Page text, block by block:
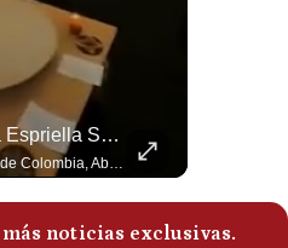
Abelardo De La Espriella Se Reúne Con Javier Milei En Cali | Gestión Mundo
El presidente electo de Colombia, Abelardo de la Espriella, sostuvo una reunión bilateral en Cali con el mandatario argentino Javier Milei. El encuentro se dio pocas horas antes de la ceremonia de investidura presidencial para el periodo 2026-2030, marcando el inicio de una nueva alianza estratégica regional. #DeLaEspriella #JavierMilei #Colombia #Argentina #PoliticaLatina #Shorts 👉 Suscríbete y activa la campana para no perderte nuestro análisis diario. 🌎 Síguenos en nuestras redes sociales: 📌 Web oficial: https://gestion.pe/mundo/ 📌 LinkedIn: http://bit.ly/3HYIET0 📌 X (Twitter): http://bit.ly/4noZtX9 📌 TikTok: http://bit.ly/4evB6TO